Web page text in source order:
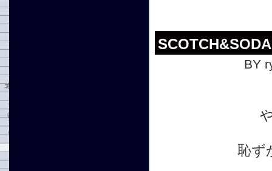
BY
恥ず